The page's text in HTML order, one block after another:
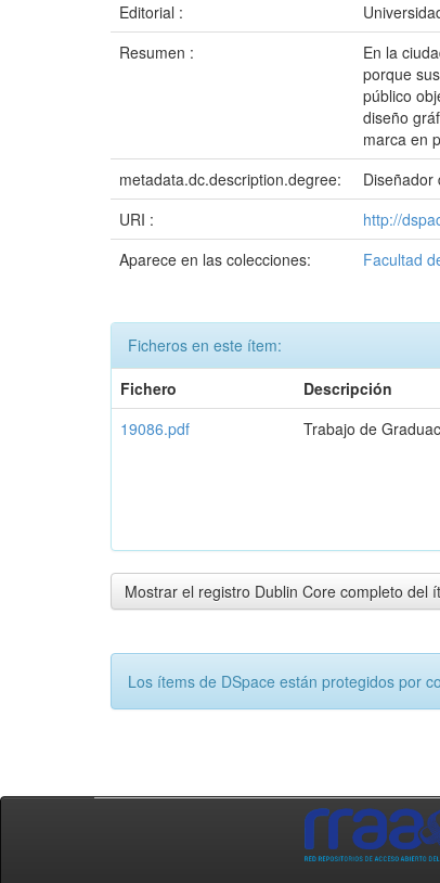
Editorial :
Resumen :
En la
porque
público
diseño
marca en
metadata.dc.description.degree:
Diseñador
URI :
http://
Aparece en las colecciones:
Facultad
Ficheros en este ítem:
Fichero
Descripción
19086.pdf
Trabajo de
Mostrar el registro Dublin Core completo del
Los ítems de DSpace están protegidos por